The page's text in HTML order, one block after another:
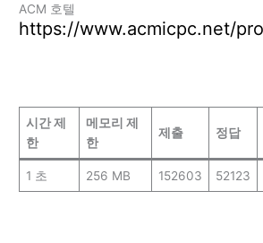
ACM 호텔
https://www.acmicpc.net/
시간 제
한
메모리 제
한
제출 정답
1 초 256 MB 152603 52123